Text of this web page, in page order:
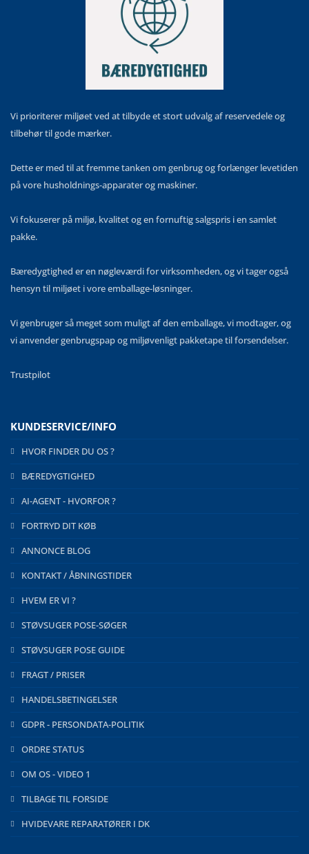
Vi prioriterer miljøet ved at tilbyde et stort udvalg af reservedele og
tilbehør til gode mærker.
Dette er med til at fremme tanken om genbrug og forlænger levetiden
på vore husholdnings-apparater og maskiner.
Vi fokuserer på miljø, kvalitet og en fornuftig salgspris i en samlet
pakke.
Bæredygtighed er en nøgleværdi for virksomheden, og vi tager også
hensyn til miljøet i vore emballage-løsninger.
Vi genbruger så meget som muligt af den emballage, vi modtager, og
vi anvender genbrugspap og miljøvenligt pakketape til forsendelser.
Trustpilot
KUNDESERVICE/INFO
HVOR FINDER DU OS ?
BÆREDYGTIGHED
AI-AGENT - HVORFOR ?
FORTRYD DIT KØB
ANNONCE BLOG
KONTAKT / ÅBNINGSTIDER
HVEM ER VI ?
STØVSUGER POSE-SØGER
STØVSUGER POSE GUIDE
FRAGT / PRISER
HANDELSBETINGELSER
GDPR - PERSONDATA-POLITIK
ORDRE STATUS
OM OS - VIDEO 1
TILBAGE TIL FORSIDE
HVIDEVARE REPARATØRER I DK